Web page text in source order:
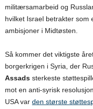
militærsamarbeid og
hvilket Israel betrakter som
ambisjoner i Midtøsten.
Så kommer det viktigste
borgerkrigen i Syria, der
Assads sterkeste
mot en anti-syrisk
USA var den største